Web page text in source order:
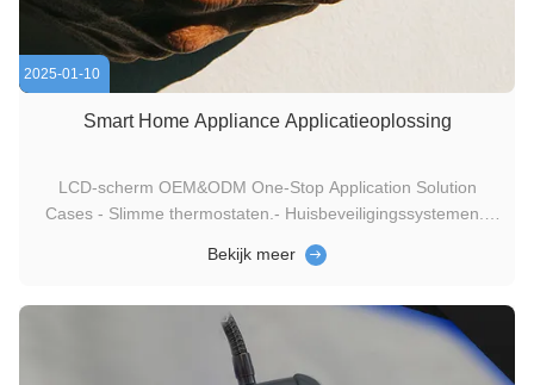
2025-01-10
Smart Home Appliance Applicatieoplossing
LCD-scherm OEM&ODM One-Stop Application Solution
Cases - Slimme thermostaten.- Huisbeveiligingssystemen.-
Huisautomatisering panelen. 20 jaar ervaring:Genyu bedient
continu productie...
Bekijk meer